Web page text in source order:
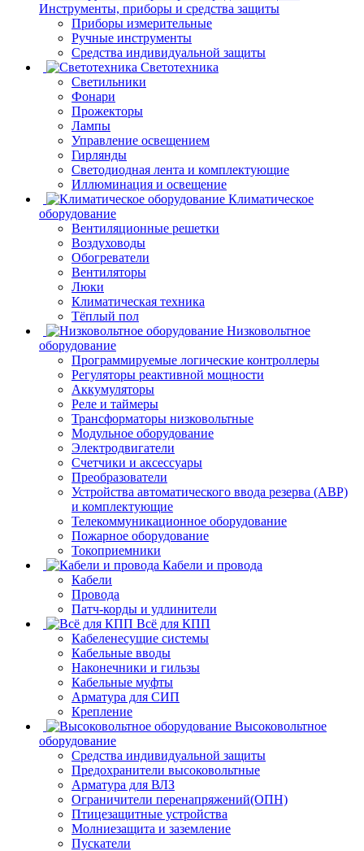
Инструменты, приборы и средства защиты
Приборы измерительные
Ручные инструменты
Средства индивидуальной защиты
Светотехника
Светильники
Фонари
Прожекторы
Лампы
Управление освещением
Гирлянды
Светодиодная лента и комплектующие
Иллюминация и освещение
Климатическое
оборудование
Вентиляционные решетки
Воздуховоды
Обогреватели
Вентиляторы
Люки
Климатическая техника
Тёплый пол
Низковольтное
оборудование
Программируемые логические контроллеры
Регуляторы реактивной мощности
Аккумуляторы
Реле и таймеры
Трансформаторы низковольтные
Модульное оборудование
Электродвигатели
Счетчики и аксессуары
Преобразователи
Устройства автоматического ввода резерва (АВР)
и комплектующие
Телекоммуникационное оборудование
Пожарное оборудование
Токоприемники
Кабели и провода
Кабели
Провода
Патч-корды и удлинители
Всё для КПП
Кабеленесущие системы
Кабельные вводы
Наконечники и гильзы
Кабельные муфты
Арматура для СИП
Крепление
Высоковольтное
оборудование
Средства индивидуальной защиты
Предохранители высоковольтные
Арматура для ВЛЗ
Ограничители перенапряжений(ОПН)
Птицезащитные устройства
Молниезащита и заземление
Пускатели